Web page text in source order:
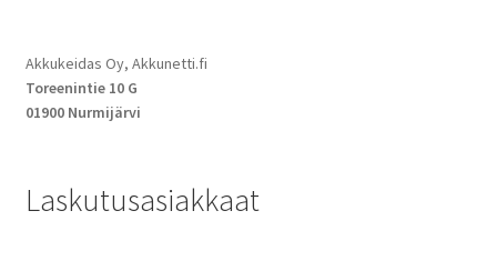
Akkukeidas Oy, Akkunetti.fi
Toreenintie 10 G
01900 Nurmijärvi
Laskutusasiakkaat